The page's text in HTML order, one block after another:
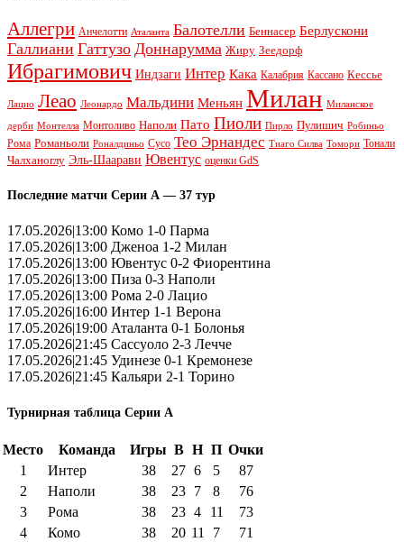
Аллегри Анчелотти Аталанта Балотелли Беннасер Берлускони
Галлиани Гаттузо Доннарумма Жиру Зеедорф
Ибрагимович Индзаги Интер Кака Калабрия Кассано Кессье
Лацио Леао Леонардо Мальдини Меньян Милан Миланское
дерби Монтелла Монтоливо Наполи Пато Пиоли Пирло Пулишич Робиньо
Рома Романьоли Роналдиньо Сусо Тео Эрнандес Тиаго Силва Томори Тонали
Чалханоглу Эль-Шаарави Ювентус оценки GdS
Последние матчи Серии А — 37 тур
17.05.2026|13:00 Комо 1-0 Парма
17.05.2026|13:00 Дженоа 1-2 Милан
17.05.2026|13:00 Ювентус 0-2 Фиорентина
17.05.2026|13:00 Пиза 0-3 Наполи
17.05.2026|13:00 Рома 2-0 Лацио
17.05.2026|16:00 Интер 1-1 Верона
17.05.2026|19:00 Аталанта 0-1 Болонья
17.05.2026|21:45 Сассуоло 2-3 Лечче
17.05.2026|21:45 Удинезе 0-1 Кремонезе
17.05.2026|21:45 Кальяри 2-1 Торино
Турнирная таблица Серии А
Место Команда Игры В Н П Очки
1
Интер 38 27 6 5
87
2
Наполи 38 23 7 8
76
3
Рома 38 23 4 11
73
4
Комо 38 20 11 7 71